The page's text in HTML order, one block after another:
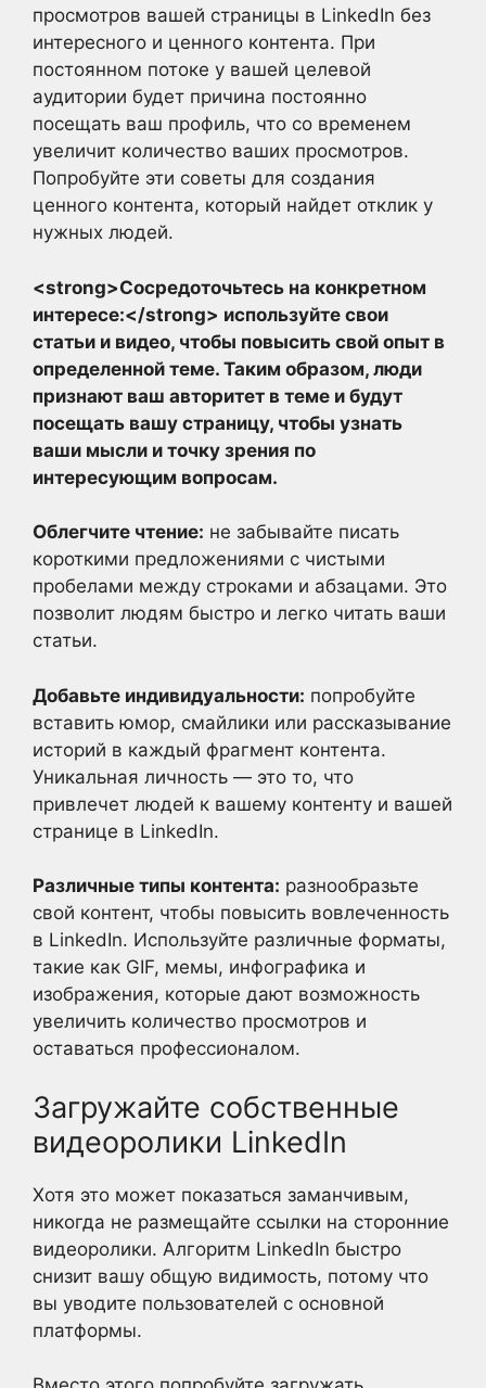
просмотров вашей страницы в LinkedIn без
интересного и ценного контента. При
постоянном потоке у вашей целевой
аудитории будет причина постоянно
посещать ваш профиль, что со временем
увеличит количество ваших просмотров.
Попробуйте эти советы для создания
ценного контента, который найдет отклик у
нужных людей.
<strong>Сосредоточьтесь на конкретном
интересе:</strong> используйте свои
статьи и видео, чтобы повысить свой опыт в
определенной теме. Таким образом, люди
признают ваш авторитет в теме и будут
посещать вашу страницу, чтобы узнать
ваши мысли и точку зрения по
интересующим вопросам.
Облегчите чтение: не забывайте писать
короткими предложениями с чистыми
пробелами между строками и абзацами. Это
позволит людям быстро и легко читать ваши
статьи.
Добавьте индивидуальности: попробуйте
вставить юмор, смайлики или рассказывание
историй в каждый фрагмент контента.
Уникальная личность — это то, что
привлечет людей к вашему контенту и вашей
странице в LinkedIn.
Различные типы контента: разнообразьте
свой контент, чтобы повысить вовлеченность
в LinkedIn. Используйте различные форматы,
такие как GIF, мемы, инфографика и
изображения, которые дают возможность
увеличить количество просмотров и
оставаться профессионалом.
Загружайте собственные
видеоролики LinkedIn
Хотя это может показаться заманчивым,
никогда не размещайте ссылки на сторонние
видеоролики. Алгоритм LinkedIn быстро
снизит вашу общую видимость, потому что
вы уводите пользователей с основной
платформы.